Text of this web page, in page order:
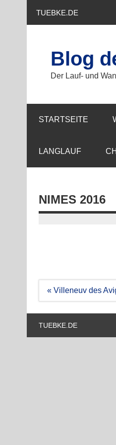
TUEBKE.DE
Blog
Der Lauf- und
STARTSEITE
LANGLAUF
NIMES 2016
Beitragsnavigation
« Villeneuv des
TUEBKE.DE